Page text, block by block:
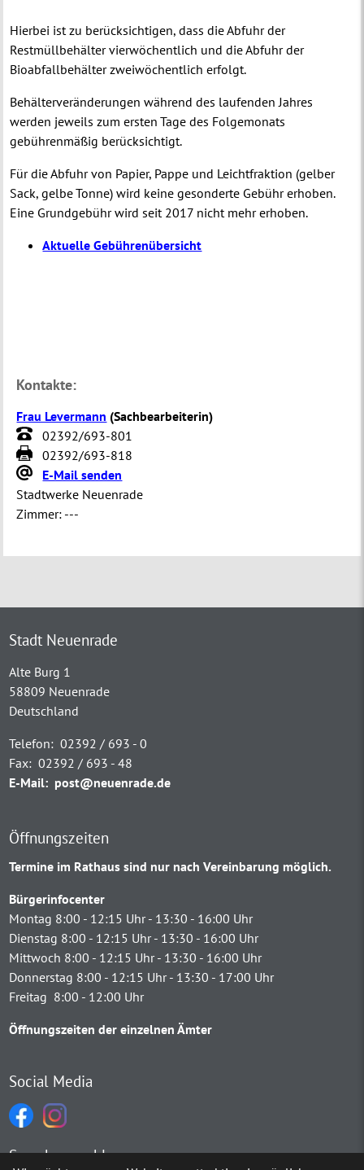
Hierbei ist zu berücksichtigen, dass die Abfuhr der
Restmüllbehälter vierwöchentlich und die Abfuhr der
Bioabfallbehälter zweiwöchentlich erfolgt.
Behälterveränderungen während des laufenden Jahres
werden jeweils zum ersten Tage des Folgemonats
gebührenmäßig berücksichtigt.
Für die Abfuhr von Papier, Pappe und Leichtfraktion (gelber
Sack, gelbe Tonne) wird keine gesonderte Gebühr erhoben.
Eine Grundgebühr wird seit 2017 nicht mehr erhoben.
Aktuelle Gebührenübersicht
Kontakte:
Frau Levermann (Sachbearbeiterin)
02392/693-801
02392/693-818
E-Mail senden
Stadtwerke Neuenrade
Zimmer: ---
Stadt Neuenrade
Alte Burg 1
58809 Neuenrade
Deutschland
Telefon: 02392 / 693 - 0
Fax: 02392 / 693 - 48
E-Mail: post@neuenrade.de
Öffnungszeiten
Termine im Rathaus sind nur nach Vereinbarung möglich.
Bürgerinfocenter
Montag 8:00 - 12:15 Uhr - 13:30 - 16:00 Uhr
Dienstag 8:00 - 12:15 Uhr - 13:30 - 16:00 Uhr
Mittwoch 8:00 - 12:15 Uhr - 13:30 - 16:00 Uhr
Donnerstag 8:00 - 12:15 Uhr - 13:30 - 17:00 Uhr
Freitag 8:00 - 12:00 Uhr
Öffnungszeiten der einzelnen Ämter
Social Media
Sprachauswahl